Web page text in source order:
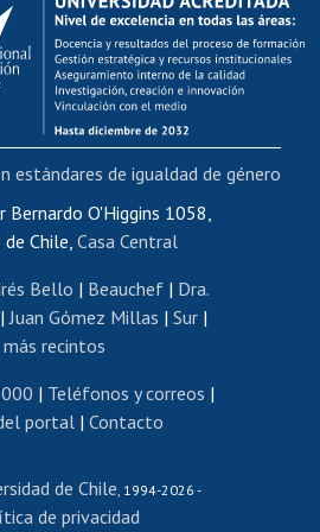
al AUCAI
os
internos de capacitación
del personal
de movilidad interna
de renta
de renta honorarios
páginas blancas
Extranjeras/os
y reconocimiento de títulos
de Movilidad Estudiantil
de español
Bernardo O'Higgins 1058,
Chile, Casa Central
Bello | Beauchef| Dra.
| Juan Gómez Millas | Sur |
más recintos
| Teléfonos y correos |
portal| Contacto
de Chile , 1994-2026 -
de privacidad
estándares de igualdad de género